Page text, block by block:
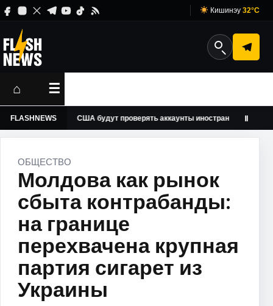
Кишинэу 32°C
⌂ ☰
FLASHNEWSСША будут проверять аккаунты иностранных Ⅱ
ОБЩЕСТВО
Молдова как рынок
сбыта контрабанды:
на границе
перехвачена крупная
партия сигарет из
Украины